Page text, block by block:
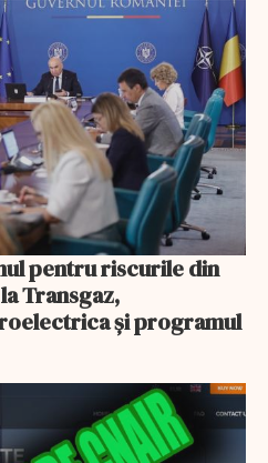
pentru riscurile din
Transgaz,
și programul